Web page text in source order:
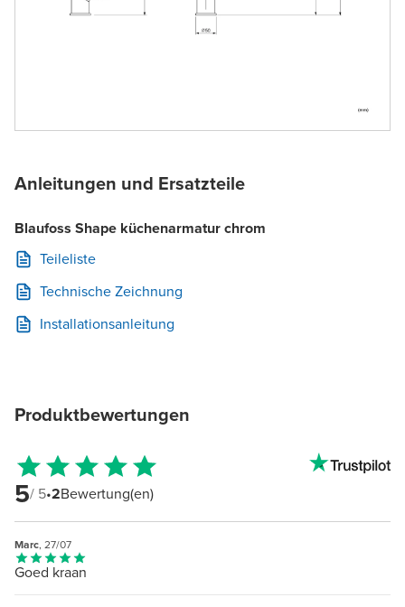
Anleitungen und Ersatzteile
Blaufoss Shape küchenarmatur chrom
Teileliste
Technische Zeichnung
Installationsanleitung
Produktbewertungen
5/ 5•2Bewertung(en)
Marc, 27/07
Goed kraan